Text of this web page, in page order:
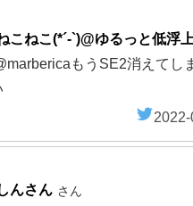
こねこ(*´-`)@ゆるっと低浮上
もうSE2消えてし
んさん さん